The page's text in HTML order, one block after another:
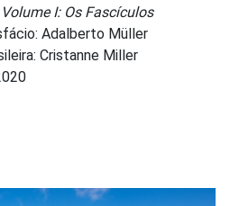
I: Os Fascículos
Adalberto Müller
Cristanne Miller